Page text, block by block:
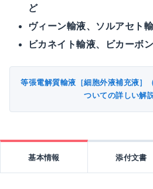
ど
ヴィーン輸液、ソルアセト
ビカネイト輸液、ビカーボ
等張電解質輸液［細胞外液補充液］
ついての詳しい解
基本情報 添付文書